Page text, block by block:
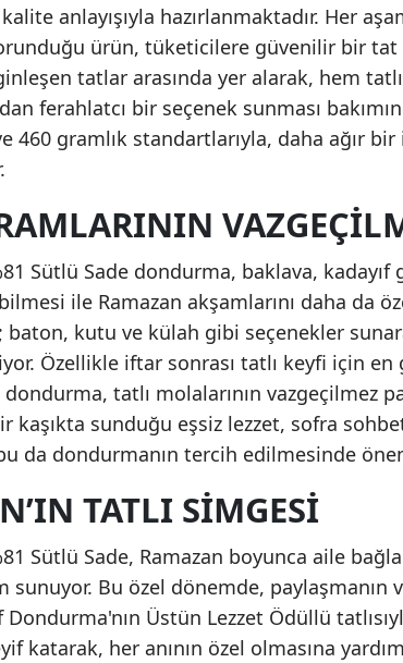
anlayışıyla hazırlanmaktadır. Her
ürün, tüketicilere güvenilir bir
tatlar arasında yer alarak, hem
ferahlatcı bir seçenek sunması
460 gramlık standartlarıyla, daha ağır
Sütlü Sade dondurma, baklava, kadayıf
ile Ramazan akşamlarını daha da
kutu ve külah gibi seçenekler
Özellikle iftar sonrası tatlı keyfi için
tatlı molalarının vazgeçilmez
kaşıkta sunduğu eşsiz lezzet, sofra
da dondurmanın tercih edilmesinde
TATLI SIMGESI
Sütlü Sade, Ramazan boyunca aile
sunuyor. Bu özel dönemde, paylaşmanın
Üstün Lezzet Ödüllü
katarak, her anının özel olmasına